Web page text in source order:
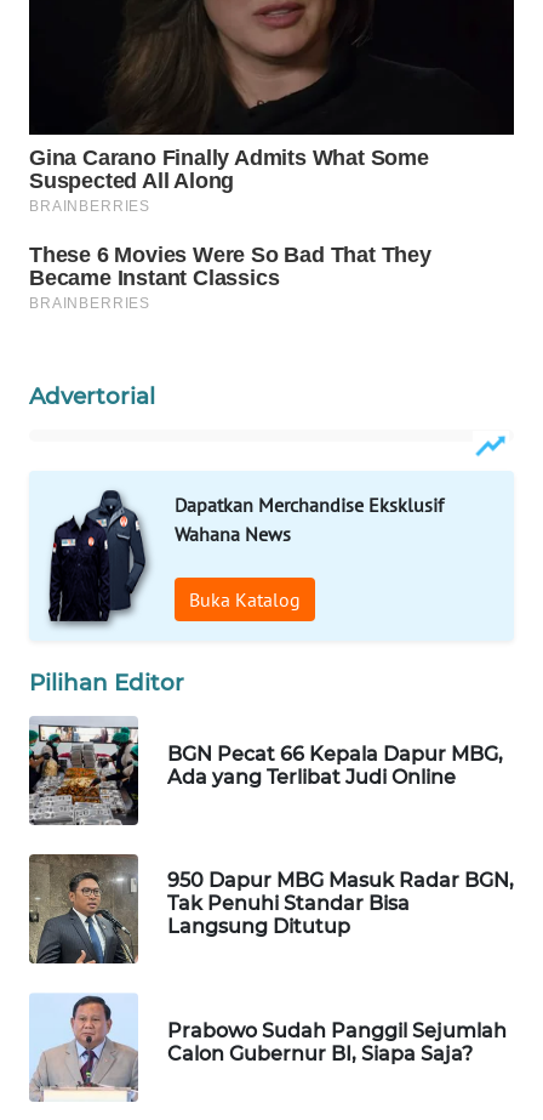
Advertorial
Dapatkan Merchandise Eksklusif
Wahana News
Buka Katalog
Pilihan Editor
BGN Pecat 66 Kepala Dapur MBG,
Ada yang Terlibat Judi Online
950 Dapur MBG Masuk Radar BGN,
Tak Penuhi Standar Bisa
Langsung Ditutup
Prabowo Sudah Panggil Sejumlah
Calon Gubernur BI, Siapa Saja?
WN
LABUANBAJO
WN
BORNEO
Group
WAHANA
TANI
WAHANA
ADVOKAT
INFRASTRUKTUR
WAHANA
KONSUMEN
WAHANA
LISTRIK
TRAVEL
WAHANA
TV